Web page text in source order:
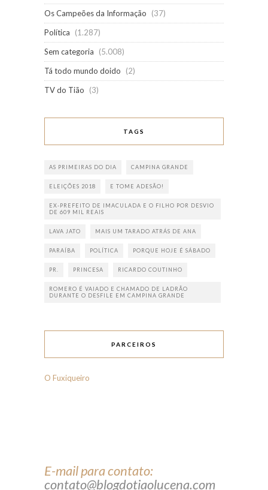
Os Campeões da Informação
(37)
Política
(1.287)
Sem categoria
(5.008)
Tá todo mundo doido
(2)
TV do Tião
(3)
TAGS
AS PRIMEIRAS DO DIA CAMPINA GRANDE
ELEIÇÕES 2018 E TOME ADESÃO!
EX-PREFEITO DE IMACULADA E O FILHO POR DESVIO
DE 609 MIL REAIS
LAVA JATO MAIS UM TARADO ATRÁS DE ANA
PARAÍBA POLÍTICA PORQUE HOJE É SÁBADO
PR. PRINCESA RICARDO COUTINHO
ROMERO É VAIADO E CHAMADO DE LADRÃO
DURANTE O DESFILE EM CAMPINA GRANDE
PARCEIROS
O Fuxiqueiro
E-mail para contato:
contato@blogdotiaolucena.com